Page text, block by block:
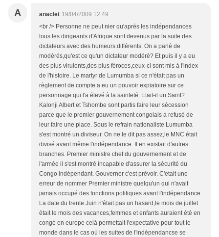
A anaclet 19/04/2009 12:49
<br /> Personne ne peut nier qu'après les indépendances
tous les dirigeants d'Afrique sont devenus par la suite des
dictateurs avec des humeurs différents. On a parlé de
modérés,qu'est ce qu'un dictateur modéré? Et puis il y a eu
des plus virulents,des plus féroces,ceux-ci sont mis à l'index
de l'histoire. Le martyr de Lumumba si ce n'était pas un
règlement de compte a eu un pouvoir expiatoire sur ce
personnage qui l'a élevé à la sainteté. Etait-il un Saint?
Kalonji Albert et Tshombe sont partis faire leur sécession
parce que le premier gouvernement congolais a refusé de
leur faire une place. Sous le refrain nationaliste Lumumba
s'est montré un diviseur. On ne le dit pas assez,le MNC était
divisé avant même l'indépendance. Il en existait d'autres
branches. Premier ministre chef du gouvernement et de
l'armée il s'est montré incapable d'assurer la sécurité du
Congo indépendant. Gouverner c'est prévoir. C'etait une
erreur de nommer Premier ministre quelqu'un qui n'avait
jamais occupé des fonctions politiques avant l'indépendance.
La date du trente Juin n'était pas un hasard,le mois de juillet
était le mois des vacances,femmes et enfants auraient été en
congé en europe celà permettait l'expectative pour tout le
monde dans le cas où les suites de l'indépendancse se